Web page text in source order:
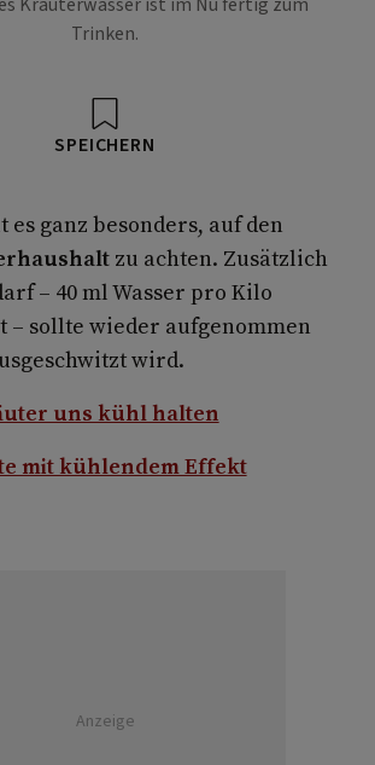
Trinken.
SPEICHERN
es ganz besonders, auf den
zu achten. Zusätzlich
– 40 ml Wasser pro Kilo
sollte wieder aufgenommen
wird.
uns kühl halten
mit kühlendem Effekt
Anzeige